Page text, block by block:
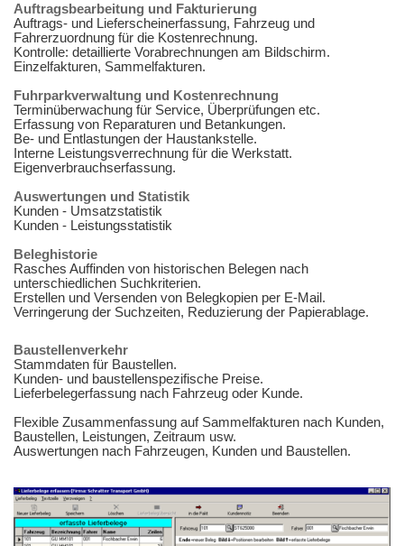
Auftragsbearbeitung und Fakturierung
Auftrags- und Lieferscheinerfassung, Fahrzeug und
Fahrerzuordnung für die Kostenrechnung.
Kontrolle: detaillierte Vorabrechnungen am Bildschirm.
Einzelfakturen, Sammelfakturen.
Fuhrparkverwaltung und Kostenrechnung
Terminüberwachung für Service, Überprüfungen etc.
Erfassung von Reparaturen und Betankungen.
Be- und Entlastungen der Haustankstelle.
Interne Leistungsverrechnung für die Werkstatt.
Eigenverbrauchserfassung.
Auswertungen und Statistik
Kunden - Umsatzstatistik
Kunden - Leistungsstatistik
Beleghistorie
Rasches Auffinden von historischen Belegen nach
unterschiedlichen Suchkriterien.
Erstellen und Versenden von Belegkopien per E-Mail.
Verringerung der Suchzeiten, Reduzierung der Papierablage.
Baustellenverkehr
Stammdaten für Baustellen.
Kunden- und baustellenspezifische Preise.
Lieferbelegerfassung nach Fahrzeug oder Kunde.
Flexible Zusammenfassung auf Sammelfakturen nach Kunden,
Baustellen, Leistungen, Zeitraum usw.
Auswertungen nach Fahrzeugen, Kunden und Baustellen.